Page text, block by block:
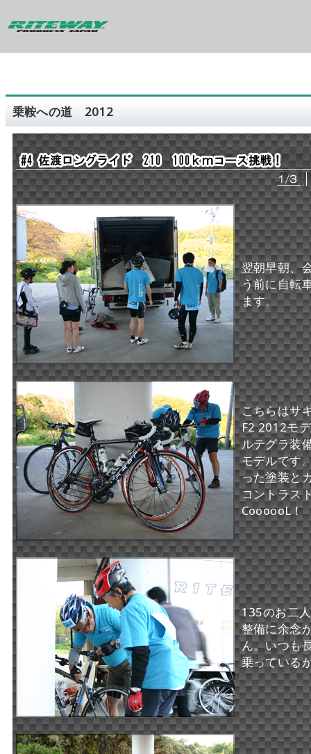
乗鞍への道 2012
翌朝早朝、
う前に自転
ます。
こちらはサ
F2 2012モ
ルテグラ装
モデルです
った塗装と
コントラス
CoooooL！
135のお二
整備に余念
ん。いつも
乗っている